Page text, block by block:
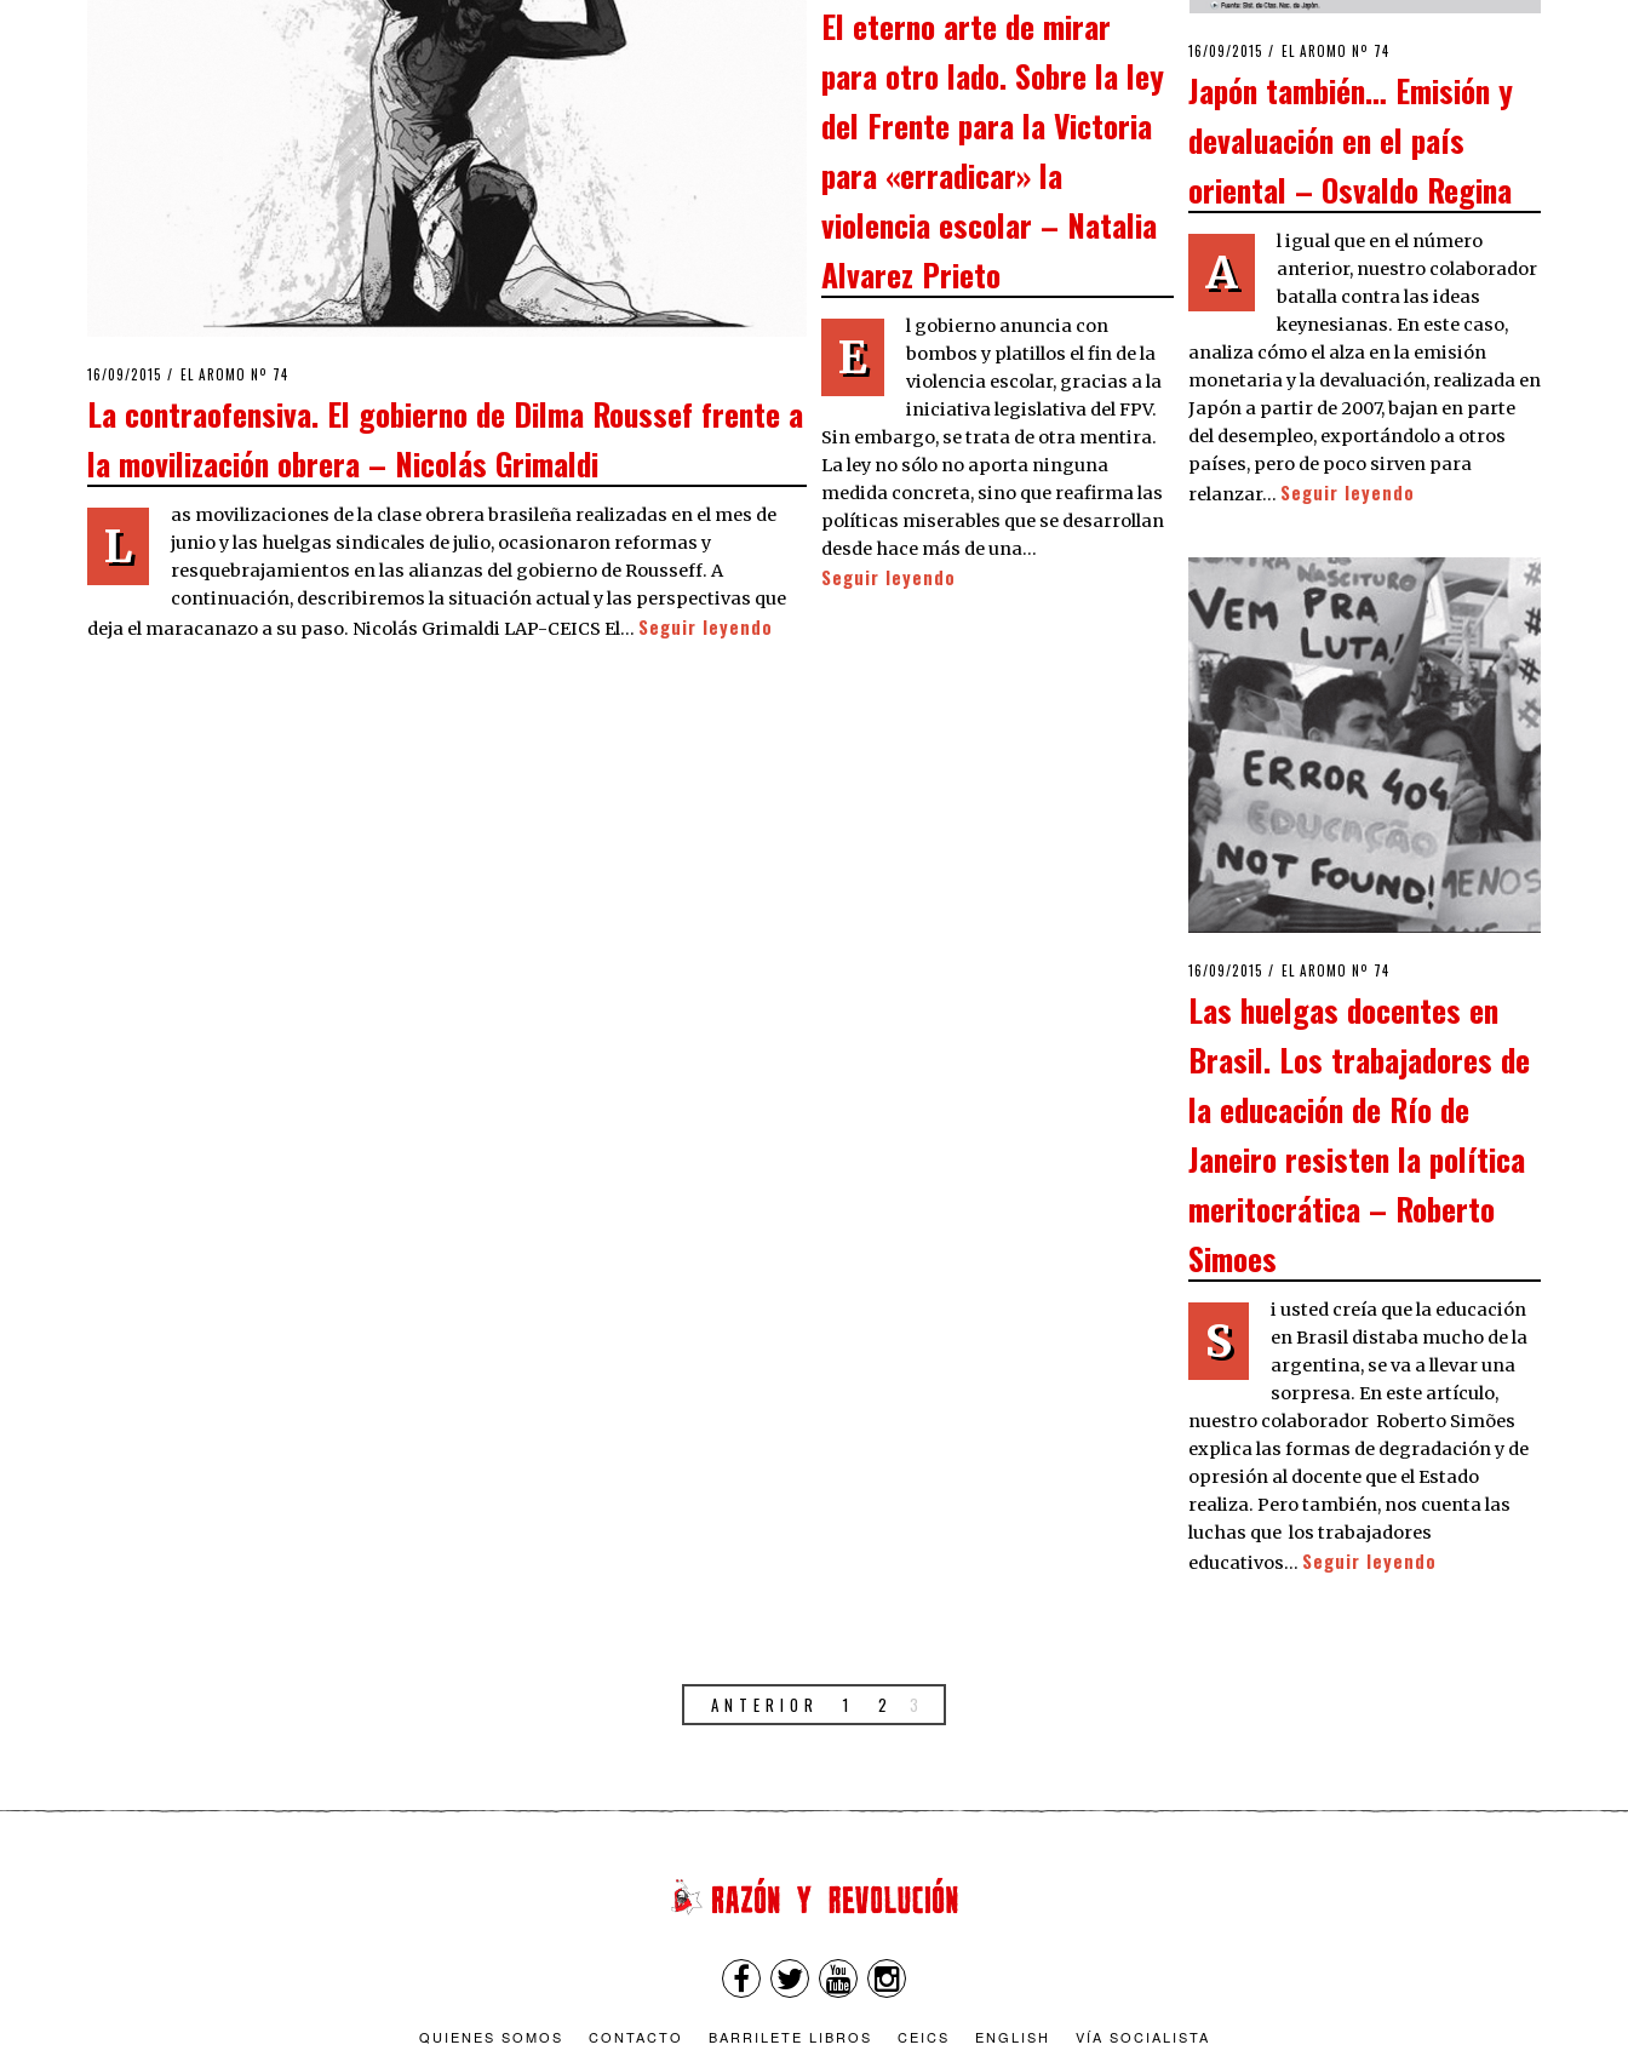
POSTED
16/09/2015 16/09/2015
EL AROMO Nº 74
La contraofensiva. El gobierno de Dilma Roussef frente a
la movilización obrera – Nicolás Grimaldi
L
as movilizaciones de la clase obrera brasileña realizadas en el mes de
junio y las huelgas sindicales de julio, ocasionaron reformas y
resquebrajamientos en las alianzas del gobierno de Rousseff. A
continuación, describiremos la situación actual y las perspectivas que
deja el maracanazo a su paso. Nicolás Grimaldi LAP-CEICS El… Seguir leyendo
POSTED
16/09/2015 16/09/2015
EL AROMO Nº 74
Japón también… Emisión y
devaluación en el país
oriental – Osvaldo Regina
A
l igual que en el número
anterior, nuestro colaborador
batalla contra las ideas
keynesianas. En este caso,
analiza cómo el alza en la emisión
monetaria y la devaluación, realizada en
Japón a partir de 2007, bajan en parte
del desempleo, exportándolo a otros
países, pero de poco sirven para
relanzar… Seguir leyendo
El eterno arte de mirar
para otro lado. Sobre la ley
del Frente para la Victoria
para «erradicar» la
violencia escolar – Natalia
Alvarez Prieto
E
l gobierno anuncia con
bombos y platillos el fin de la
violencia escolar, gracias a la
iniciativa legislativa del FPV.
Sin embargo, se trata de otra mentira.
La ley no sólo no aporta ninguna
medida concreta, sino que reafirma las
políticas miserables que se desarrollan
desde hace más de una…
Seguir leyendo
POSTED
16/09/2015 16/09/2015
EL AROMO Nº 74
Las huelgas docentes en
Brasil. Los trabajadores de
la educación de Río de
Janeiro resisten la política
meritocrática – Roberto
Simoes
S
i usted creía que la educación
en Brasil distaba mucho de la
argentina, se va a llevar una
sorpresa. En este artículo,
nuestro colaborador Roberto Simões
explica las formas de degradación y de
opresión al docente que el Estado
realiza. Pero también, nos cuenta las
luchas que los trabajadores
educativos… Seguir leyendo
ANTERIOR 1 2 3
QUIENES SOMOS CONTACTO BARRILETE LIBROS CEICS ENGLISH VÍA SOCIALISTA